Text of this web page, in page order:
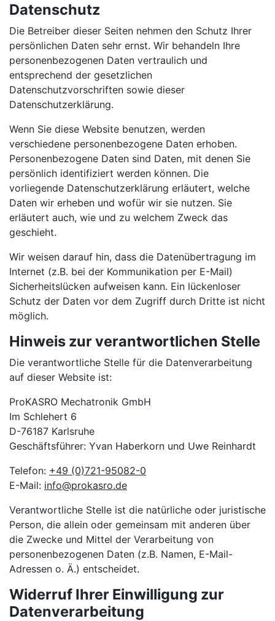
Datenschutz
Die Betreiber dieser Seiten nehmen den Schutz Ihrer
persönlichen Daten sehr ernst. Wir behandeln Ihre
personenbezogenen Daten vertraulich und
entsprechend der gesetzlichen
Datenschutzvorschriften sowie dieser
Datenschutzerklärung.
Wenn Sie diese Website benutzen, werden
verschiedene personenbezogene Daten erhoben.
Personenbezogene Daten sind Daten, mit denen Sie
persönlich identifiziert werden können. Die
vorliegende Datenschutzerklärung erläutert, welche
Daten wir erheben und wofür wir sie nutzen. Sie
erläutert auch, wie und zu welchem Zweck das
geschieht.
Wir weisen darauf hin, dass die Datenübertragung im
Internet (z.B. bei der Kommunikation per E-Mail)
Sicherheitslücken aufweisen kann. Ein lückenloser
Schutz der Daten vor dem Zugriff durch Dritte ist nicht
möglich.
Hinweis zur verantwortlichen Stelle
Die verantwortliche Stelle für die Datenverarbeitung
auf dieser Website ist:
ProKASRO Mechatronik GmbH
Im Schlehert 6
D-76187 Karlsruhe
Geschäftsführer: Yvan Haberkorn und Uwe Reinhardt
Telefon: +49 (0)721-95082-0
E-Mail: info@prokasro.de
Verantwortliche Stelle ist die natürliche oder juristische
Person, die allein oder gemeinsam mit anderen über
die Zwecke und Mittel der Verarbeitung von
personenbezogenen Daten (z.B. Namen, E-Mail-
Adressen o. Ä.) entscheidet.
Widerruf Ihrer Einwilligung zur
Datenverarbeitung